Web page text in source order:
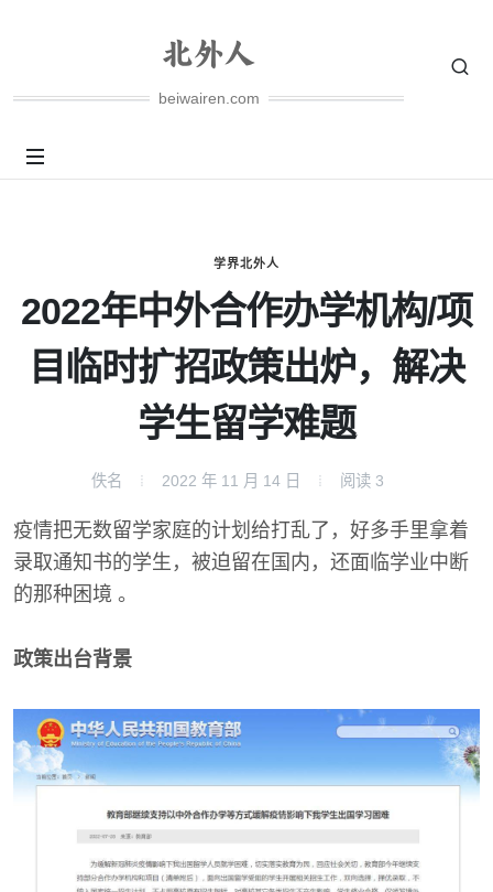
beiwairen.com
学界北外人
2022年中外合作办学机构/项
目临时扩招政策出炉，解决
学生留学难题
佚名 2022 年 11 月 14 日 阅读 3
疫情把无数留学家庭的计划给打乱了，好多手里拿着
录取通知书的学生，被迫留在国内，还面临学业中断
的那种困境 。
政策出台背景